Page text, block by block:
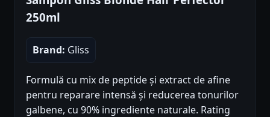
250ml
Brand: Gliss
Formulă cu mix de peptide și extract de afine
pentru reparare intensă și reducerea tonurilor
galbene, cu 90% ingrediente naturale. Rating